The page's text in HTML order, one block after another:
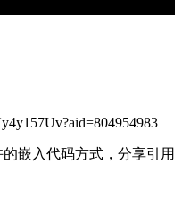
嵌入代码方式，分享引用